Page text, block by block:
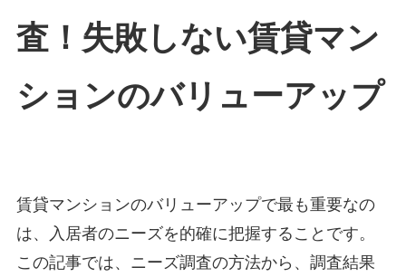
査！失敗しない賃貸マン
ションのバリューアップ
賃貸マンションのバリューアップで最も重要なの
は、入居者のニーズを的確に把握することです。
この記事では、ニーズ調査の方法から、調査結果